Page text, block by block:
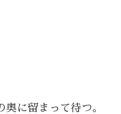
に留まって待つ。